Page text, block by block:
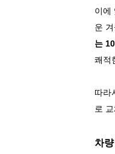
이에
운
는
쾌적
따라
로
차